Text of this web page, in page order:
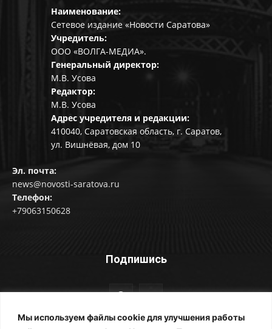
Мы используем файлы cookie для улучшения работы
Наименование:
Сетевое издание «Новости Саратова»
Учредитель:
ООО «ВОЛГА-МЕДИА».
Генеральный директор:
М.В. Усова
Редактор:
М.В. Усова
Адрес учредителя и редакции:
410040, Саратовская область, г. Саратов,
ул. Вишнёвая, дом 10
Эл. почта:
news@novosti-saratova.ru
Телефон:
+79063150628
Подпишись